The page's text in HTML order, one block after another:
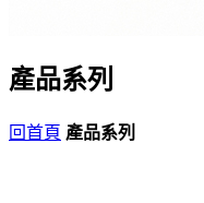
產品系列
回首頁 產品系列